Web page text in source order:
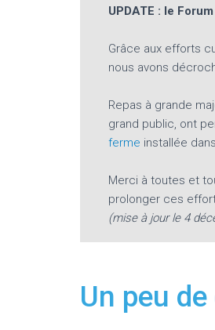
UPDATE : le
Grâce aux efforts
nous avons
Repas à grande
grand public, ont
ferme installée
Merci à toutes et
prolonger ces
(mise à jour le 4
Un peu